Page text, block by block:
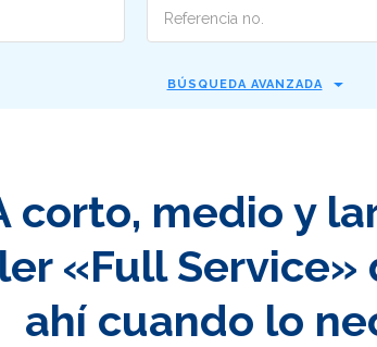
BÚSQUEDA AVANZADA
corto, medio y
«Full Service»
ahí cuando lo